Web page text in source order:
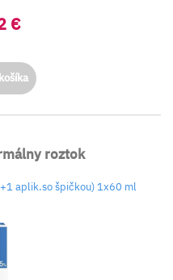
€
roztok
aplik.so špičkou) 1x60 ml